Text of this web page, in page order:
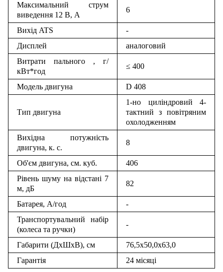
Максимальний струм
виведення 12 В, А
6
Вихід ATS
-
Дисплей
аналоговий
Витрати пального , г/
кВт*год
≤ 400
Модель двигуна D 408
Тип двигуна
1-но циліндровий 4-
тактний з повітряним
охолодженням
Вихідна потужність
двигуна, к. с.
8
Об'єм двигуна, см. куб.
406
Рівень шуму на відстані 7
м, дБ
82
Батарея, А/год
-
Транспортувальний набір
(колеса та ручки)
-
Габарити (ДхШхВ), см
76,5х50,0х63,0
Гарантія
24 місяці